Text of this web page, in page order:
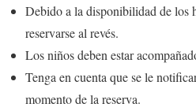
Debido a la disponibilidad de los
reservarse al revés.
Los niños deben estar
Tenga en cuenta que se le
momento de la reserva.